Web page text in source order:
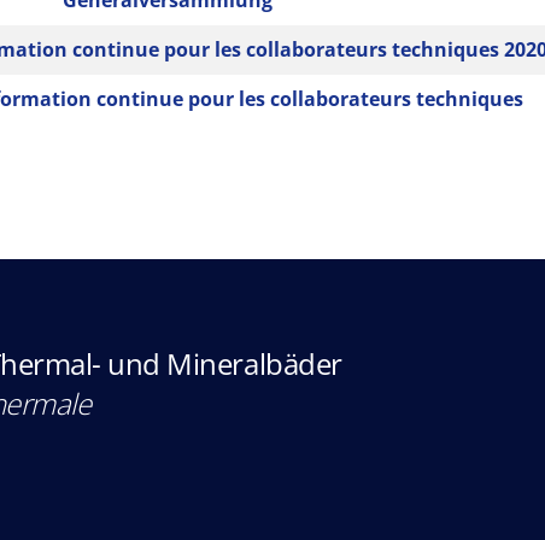
continue pour les collaborateurs techniques
continue pour les collaborateurs techniques
und Mineralbäder